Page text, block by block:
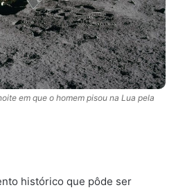
em que o homem pisou na Lua pela
histórico que pôde ser